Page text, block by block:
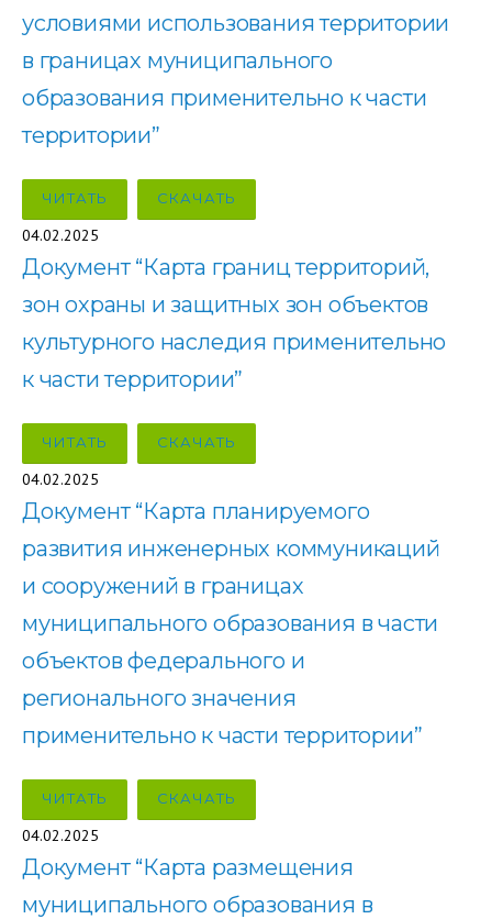
условиями использования территории
в границах муниципального
образования применительно к части
территории”
ЧИТАТЬ СКАЧАТЬ
04.02.2025
Документ “Карта границ территорий,
зон охраны и защитных зон объектов
культурного наследия применительно
к части территории”
ЧИТАТЬ СКАЧАТЬ
04.02.2025
Документ “Карта планируемого
развития инженерных коммуникаций
и сооружений в границах
муниципального образования в части
объектов федерального и
регионального значения
применительно к части территории”
ЧИТАТЬ СКАЧАТЬ
04.02.2025
Документ “Карта размещения
муниципального образования в